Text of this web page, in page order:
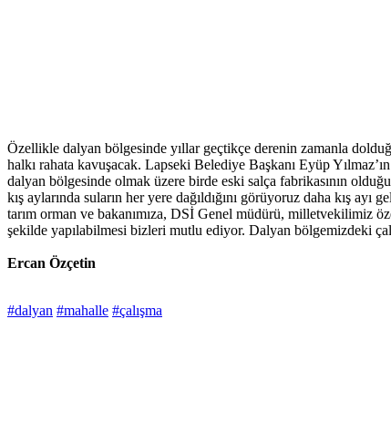
Özellikle dalyan bölgesinde yıllar geçtikçe derenin zamanla
halkı rahata kavuşacak. Lapseki Belediye Başkanı Eyüp
dalyan bölgesinde olmak üzere birde eski salça fabrikasının
kış aylarında suların her yere dağıldığını görüyoruz daha kış
tarım orman ve bakanımıza, DSİ Genel müdürü, milletvekilimiz
şekilde yapılabilmesi bizleri mutlu ediyor. Dalyan bölgemizdeki
Ercan Özçetin
#dalyan #mahalle #çalışma